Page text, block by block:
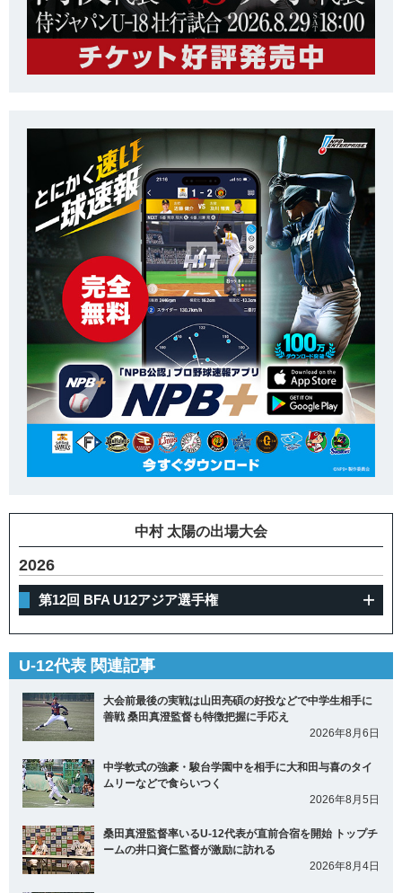
中村 太陽の出場大会
2026
第12回 BFA U12アジア選手権
U-12代表 関連記事
大会前最後の実戦は山田亮碩の好投などで中学生相手に
善戦 桑田真澄監督も特徴把握に手応え
2026年8月6日
中学軟式の強豪・駿台学園中を相手に大和田与喜のタイ
ムリーなどで食らいつく
2026年8月5日
桑田真澄監督率いるU-12代表が直前合宿を開始 トップチ
ームの井口資仁監督が激励に訪れる
2026年8月4日